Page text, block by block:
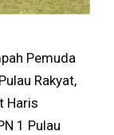
Pemuda
Rakyat,
Haris
1 Pulau